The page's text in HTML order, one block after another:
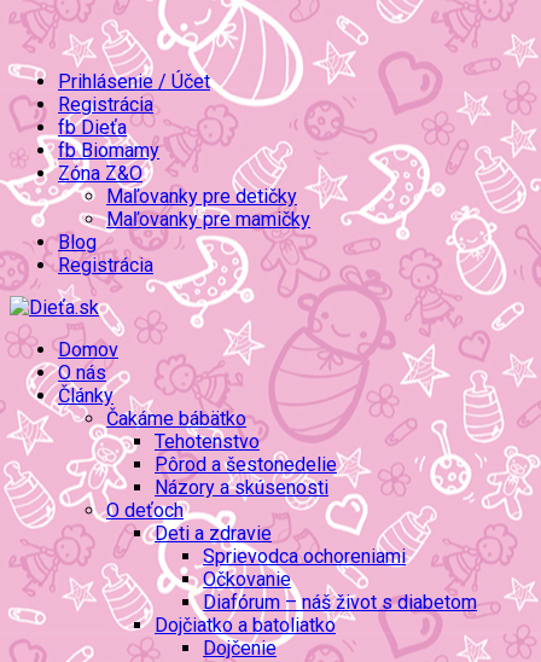
Prihlásenie / Účet
Registrácia
fb Dieťa
fb Biomamy
Zóna Z&O
Maľovanky pre detičky
Maľovanky pre mamičky
Blog
Registrácia
Domov
O nás
Články
Čakáme bábätko
Tehotenstvo
Pôrod a šestonedelie
Názory a skúsenosti
O deťoch
Deti a zdravie
Sprievodca ochoreniami
Očkovanie
Diafórum – náš život s diabetom
Dojčiatko a batoliatko
Dojčenie